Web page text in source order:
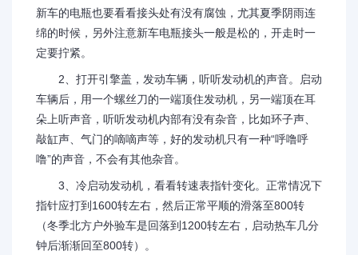
新车的电瓶也要看看接头处有没有腐蚀，尤其夏季阴雨连
绵的时候，另外注意新车电瓶接头一般是松的，开走时一
定要拧紧。
2、打开引擎盖，发动车辆，听听发动机的声音。启动
车辆后，用一个螺丝刀的一端顶住发动机，另一端顶在耳
朵上听声音，听听发动机内部有没有杂音，比如环子声、
敲缸声、气门的嘀嘀声等，好的发动机只有一种“呼噜呼
噜”的声音，不会有其他杂音。
3、冷启动发动机，看看转速表指针变化。正常情况下
指针应打到1600转左右，然后正常平顺的滑落至800转
（冬季北方户外验车是回落到1200转左右，启动热车几分
钟后渐渐回至800转）。